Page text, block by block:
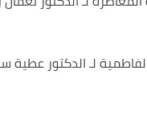
لـ الدكتور عطية